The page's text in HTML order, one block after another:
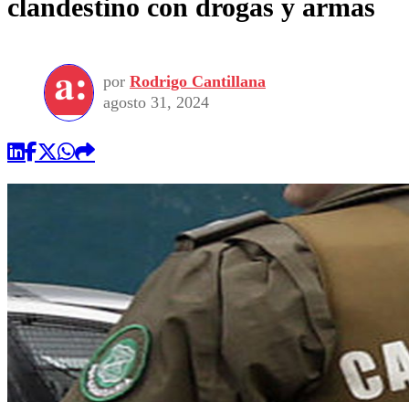
clandestino con drogas y armas
por Rodrigo Cantillana
agosto 31, 2024